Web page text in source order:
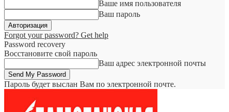
Ваше имя пользователя
Ваш пароль
Forgot your password? Get help
Password recovery
Восстановите свой пароль
Ваш адрес электронной почты
Пароль будет выслан Вам по электронной почте.